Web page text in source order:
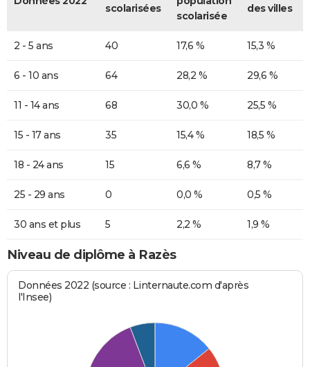
scolarisées
scolarisée
des villes
2 - 5 ans 40 17,6 % 15,3 %
6 - 10 ans 64 28,2 % 29,6 %
11 - 14 ans 68 30,0 % 25,5 %
15 - 17 ans 35 15,4 % 18,5 %
18 - 24 ans 15 6,6 % 8,7 %
25 - 29 ans 0 0,0 % 0,5 %
30 ans et plus 5 2,2 % 1,9 %
Niveau de diplôme à Razès
Données 2022 (source : Linternaute.com d'après
l'Insee)